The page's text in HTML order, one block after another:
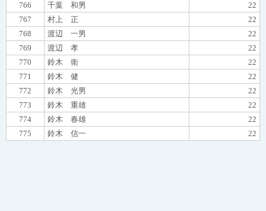
766
千葉 和男
22
767
村上 正
22
768
渡辺 一男
22
769
渡辺 孝
22
770
鈴木 衛
22
771
鈴木 健
22
772
鈴木 光男
22
773
鈴木 重雄
22
774
鈴木 春雄
22
775
鈴木 信一 22